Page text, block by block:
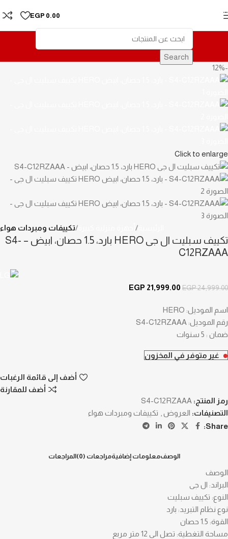
Skip to navigation
EGP 0.00
Search
-12%
Click to enlarge
تكييفات ومبردات هواء
تكييف سبليت ال جى HERO بارد، 1.5 حصان، ابيض – S4-
C12RZAAA
EGP24,999.00
EGP 21,999.00
اسم الموديل: HERO
رقم الموديل: S4-C12RZAAA
ضمان : 5 سنوات
غير متوفر في المخزون
أضف إلى قائمة الرغبات
أضف للمقارنة
رمز المنتج: S4-C12RZAAA
التصنيفات: العروض, تكييفات ومبردات هواء
Share:
الوصفمعلومات إضافيةمراجعات (0) المراجعات
الوصف
البراند: ال جى
النوع: تكييف سبليت
نوع نظام التبريد: بارد
القوة: 1.5 حصان
مساحة التغطية: تصل الى 12 متر مربع